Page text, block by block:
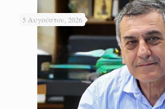
5 Αυγούστου, 2026